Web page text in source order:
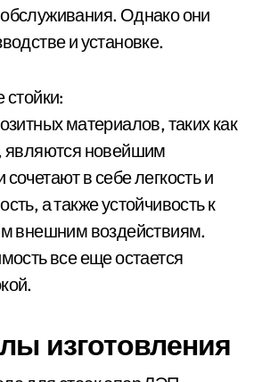
Однако они
и установке.
материалов, таких как
являются новейшим
в себе легкость и
а также устойчивость к
внешним воздействиям.
все еще остается
изготовления